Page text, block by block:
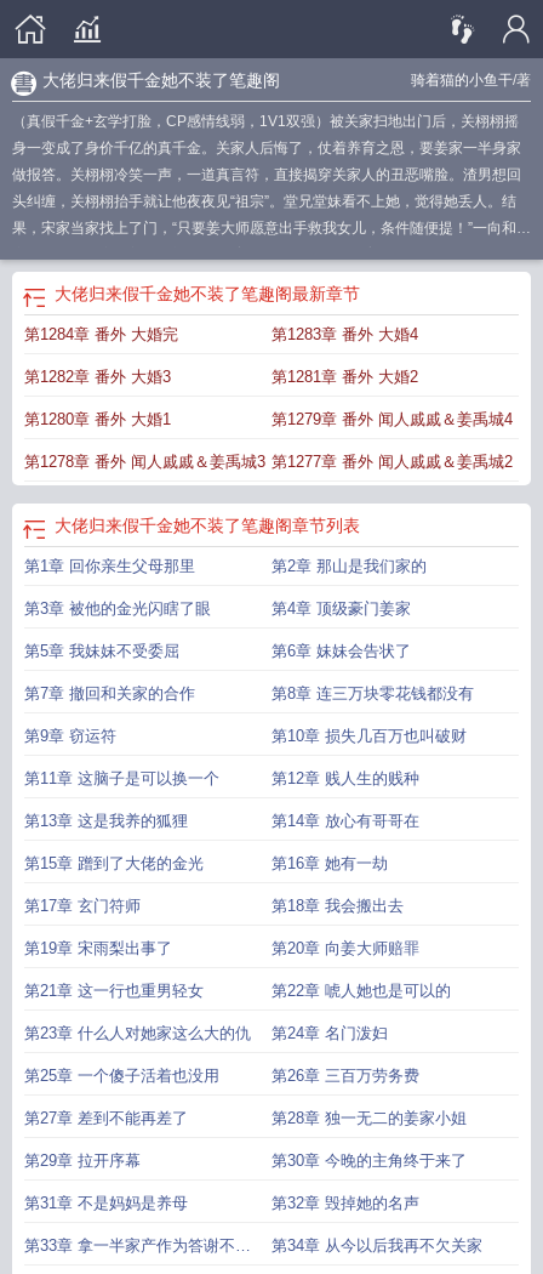
骑着猫的小鱼干/著
大佬归来假千金她不装了笔趣阁
（真假千金+玄学打脸，CP感情线弱，1V1双强）被关家扫地出门后，关栩栩摇
身一变成了身价千亿的真千金。关家人后悔了，仗着养育之恩，要姜家一半身家
做报答。关栩栩冷笑一声，一道真言符，直接揭穿关家人的丑恶嘴脸。渣男想回
头纠缠，关栩栩抬手就让他夜夜见“祖宗”。堂兄堂妹看不上她，觉得她丢人。结
果，宋家当家找上了门，“只要姜大师愿意出手救我女儿，条件随便提！”一向和姜
向怼天怼地的堂弟也成了她的跟屁虫，“这是我唯一的姐！谁敢骂她，我骂他全
家！”回过神的姜家人才知道，他们以为的小可怜居然是个真玄门大佬。驱邪，画
符，救人，还要追金大腿。关栩栩表示，“我好忙。”褚·金大腿·北鹤主动分担压
李耕耘爱看的热门霸总文
大佬归来假千金她不装了免费假千金她不装了
她不装了 书旗假千金是大佬的心尖宠 假千金她不装了 笔趣阁大佬归来假千金
不装了 大佬归来假千金她不装了全文免费假千金她不装了(应该是)假千金她不
佬归来假千金她不装了人物关系图大佬归来假千金她不装了听书
金她不装了大结局大佬归来假千金她不装了百度大佬归来假千金她不装了关栩
栩褚北鹤 笔趣阁大佬归来假千金她不装了关栩栩大佬归来假千金她不装了讲的
什么大佬归来假千金她不装了TXT 大佬归来假千金她不装了短剧
金她不装了大佬归来假千金她不装了作者大佬归来假千金她不装了笔趣阁
归来假千金她不装了好看吗
大佬归来假千金她不装了全文免费阅读 大佬的假千
金她不装了免费
大佬归来假千金她不装了男主身份大佬归来假千金她不装了txt
不装了关栩栩褚北鹤大佬归来假千金她不装了人物关系大佬归来假千金她不装
了短剧免费观看大佬她穿成假千金她妈大佬的真假千金千金大佬归来
了百度假千金她不装了(褚北鹤、关栩栩)大佬归来假千金她不装了番外
来大佬她穿成了假千金 大佬归来假千金她不装了在线阅读
装了完结了吗
大佬归来假千金她不装了笔趣阁最新章节
第1284章 番外 大婚完 第1283章 番外 大婚4
第1282章 番外 大婚3 第1281章 番外 大婚2
第1280章 番外 大婚1 第1279章 番外 闻人戚戚＆姜禹城4
第1278章 番外 闻人戚戚＆姜禹城3 第1277章 番外 闻人戚戚＆姜禹城2
大佬归来假千金她不装了笔趣阁章节列表
第1章 回你亲生父母那里 第2章 那山是我们家的
第3章 被他的金光闪瞎了眼 第4章 顶级豪门姜家
第5章 我妹妹不受委屈 第6章 妹妹会告状了
第7章 撤回和关家的合作 第8章 连三万块零花钱都没有
第9章 窃运符 第10章 损失几百万也叫破财
第11章 这脑子是可以换一个 第12章 贱人生的贱种
第13章 这是我养的狐狸 第14章 放心有哥哥在
第15章 蹭到了大佬的金光 第16章 她有一劫
第17章 玄门符师 第18章 我会搬出去
第19章 宋雨梨出事了 第20章 向姜大师赔罪
第21章 这一行也重男轻女 第22章 唬人她也是可以的
第23章 什么人对她家这么大的仇 第24章 名门泼妇
第25章 一个傻子活着也没用 第26章 三百万劳务费
第27章 差到不能再差了 第28章 独一无二的姜家小姐
第29章 拉开序幕 第30章 今晚的主角终于来了
第31章 不是妈妈是养母 第32章 毁掉她的名声
第33章 拿一半家产作为答谢不过 第34章 从今以后我再不欠关家